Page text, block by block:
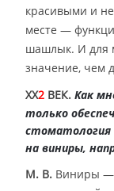
красивыми и
месте —
шашлык. И для
значение, чем
XX2 ВЕК. Как
только
стоматология
на виниры,
М. В. Виниры —